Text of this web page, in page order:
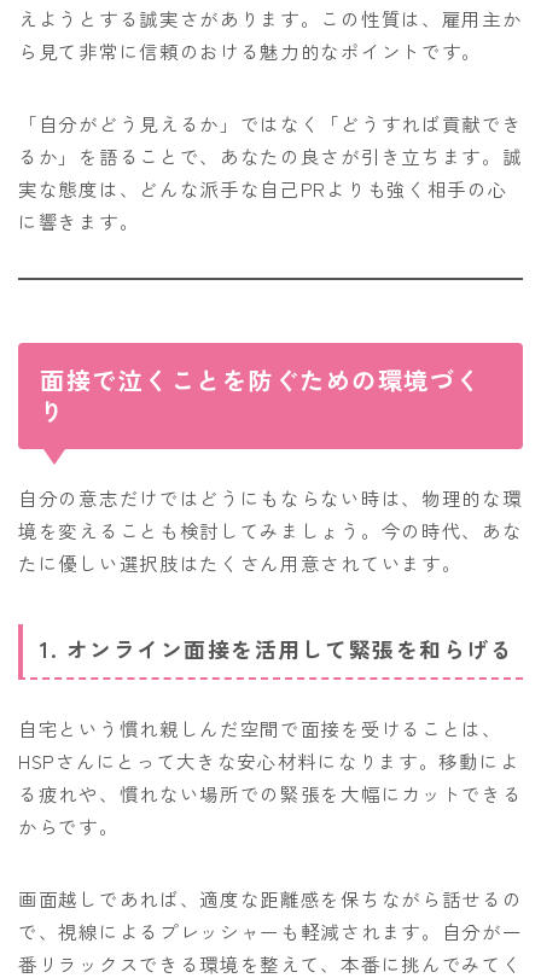
えようとする誠実さがあります。この性質は、雇用主か
ら見て非常に信頼のおける魅力的なポイントです。
「自分がどう見えるか」ではなく「どうすれば貢献でき
るか」を語ることで、あなたの良さが引き立ちます。誠
実な態度は、どんな派手な自己PRよりも強く相手の心
に響きます。
面接で泣くことを防ぐための環境づく
り
自分の意志だけではどうにもならない時は、物理的な環
境を変えることも検討してみましょう。今の時代、あな
たに優しい選択肢はたくさん用意されています。
1. オンライン面接を活用して緊張を和らげる
自宅という慣れ親しんだ空間で面接を受けることは、
HSPさんにとって大きな安心材料になります。移動によ
る疲れや、慣れない場所での緊張を大幅にカットできる
からです。
画面越しであれば、適度な距離感を保ちながら話せるの
で、視線によるプレッシャーも軽減されます。自分が一
番リラックスできる環境を整えて、本番に挑んでみてく